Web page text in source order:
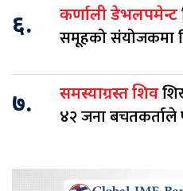
६. कर्णाली डेभलपमेन्ट
समूहको संयोजकमा
७. समस्याग्रस्त शिव
४२ जना बचतकर्ताले